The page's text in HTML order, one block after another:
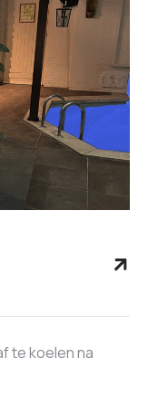
te koelen na